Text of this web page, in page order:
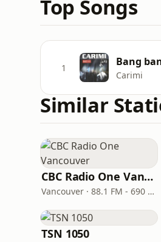
Top Songs
1 Bang
Carimi
Similar
CBC Radio One Vancouver
Vancouver · 88.1 FM - 690 AM
TSN 1050